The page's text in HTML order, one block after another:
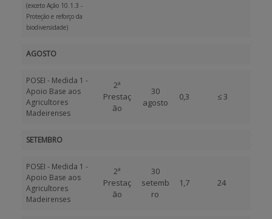
(exceto Ação 10.1.3 -
Proteção e reforço da
biodiversidade)
AGOSTO
POSEI - Medida 1 -
Apoio Base aos
Agricultores
Madeirenses
2ª
Prestaç
ão
30
agosto
0,3 ≤ 3
SETEMBRO
POSEI - Medida 1 -
Apoio Base aos
Agricultores
Madeirenses
2ª
Prestaç
ão
30
setemb
ro
1,7 24